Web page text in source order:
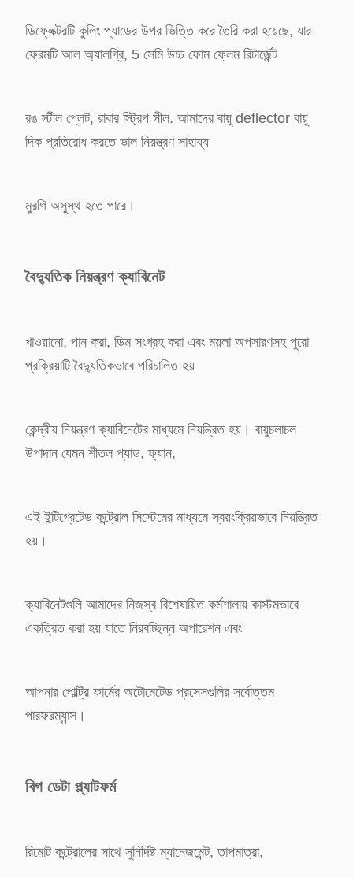
ডিফ্লেক্টরটি কুলিং প্যাডের উপর ভিত্তি করে তৈরি করা হয়েছে, যার
ফ্রেমটি আল অ্যালগ্রি, 5 সেমি উচ্চ ফোম ফ্লেম রিটার্জেন্ট
রঙ স্টীল প্লেট, রাবার স্ট্রিপ সীল. আমাদের বায়ু deflector বায়ু
দিক প্রতিরোধ করতে ভাল নিয়ন্ত্রণ সাহায্য
মুরগি অসুস্থ হতে পারে।
বৈদ্যুতিক নিয়ন্ত্রণ ক্যাবিনেট
খাওয়ানো, পান করা, ডিম সংগ্রহ করা এবং ময়লা অপসারণসহ পুরো
প্রক্রিয়াটি বৈদ্যুতিকভাবে পরিচালিত হয়
কেন্দ্রীয় নিয়ন্ত্রণ ক্যাবিনেটের মাধ্যমে নিয়ন্ত্রিত হয়। বায়ুচলাচল
উপাদান যেমন শীতল প্যাড, ফ্যান,
এই ইন্টিগ্রেটেড কন্ট্রোল সিস্টেমের মাধ্যমে স্বয়ংক্রিয়ভাবে নিয়ন্ত্রিত
হয়।
ক্যাবিনেটগুলি আমাদের নিজস্ব বিশেষায়িত কর্মশালায় কাস্টমভাবে
একত্রিত করা হয় যাতে নিরবচ্ছিন্ন অপারেশন এবং
আপনার পোল্ট্রি ফার্মের অটোমেটেড প্রসেসগুলির সর্বোত্তম
পারফরম্যান্স।
বিগ ডেটা প্ল্যাটফর্ম
রিমোট কন্ট্রোলের সাথে সুনির্দিষ্ট ম্যানেজমেন্ট, তাপমাত্রা,